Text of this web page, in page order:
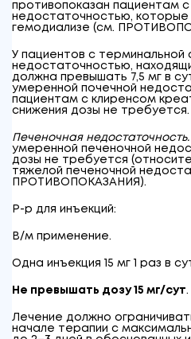
противопоказан пациентам
недостаточностью, которые
гемодиализе (см.
У пациентов с терминальной
недостаточностью,
должна превышать 7,5 мг в
умеренной почечной
пациентам с клиренсом
снижения дозы не требуется.
Печеночная недостаточность.
умеренной печеночной
дозы не требуется
тяжелой печеночной
ПРОТИВОПОКАЗАНИЯ).
Р-р для инъекций:
В/м применение.
Одна инъекция 15 мг 1 раз в
Не превышать дозу 15 мг/сут.
Лечение должно
начале терапии с